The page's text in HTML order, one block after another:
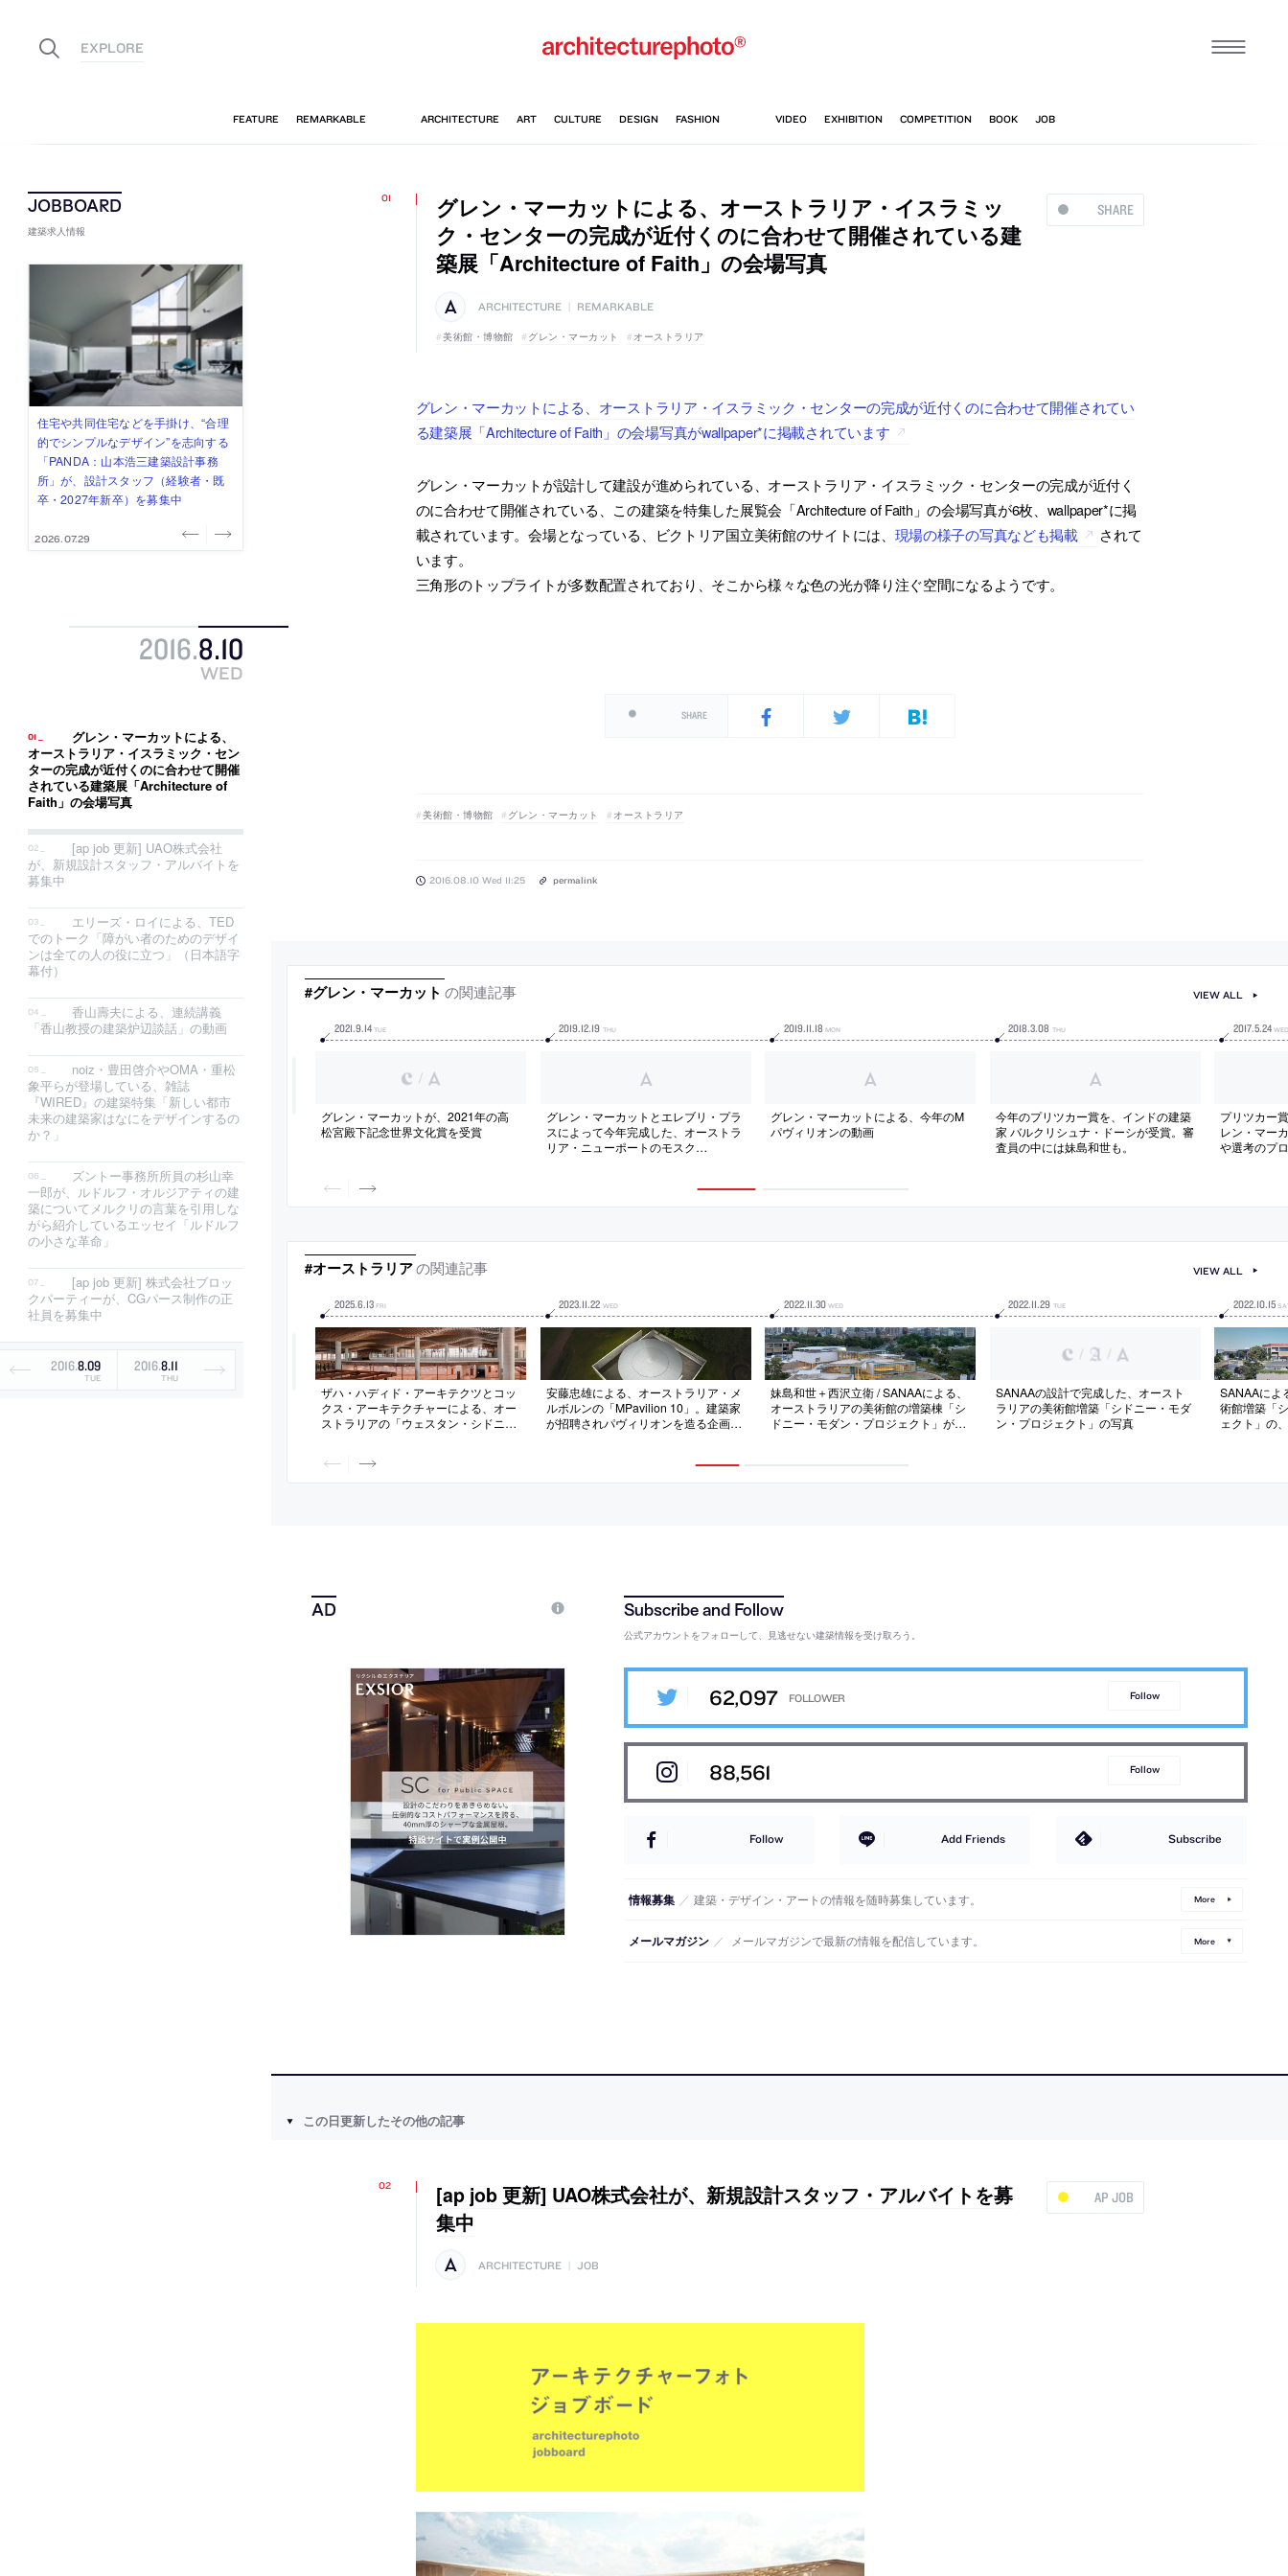
建築求人情報
古民家を軸に全国で“価値循環の仕組
み”を作り、リモートワーク主体の働
き方を実践する「株式会社つぎと」
が、設計スタッフ（経験者・既卒）
を募集中
2026.08.03
リノベる株式会社が、設計パートナ
ー (業務委託) を募集中
2026.08.03
社会への影響力のある建築を手掛
け、スタッフ同士で助け合う環境づ
くりも行う「E.A.S.T.architects」
が、設計スタッフ（経験者・既卒・
2027年新卒）を募集中
2026.07.31
代官山を拠点に活動する「梅澤竜也 /
ALA INC.」が、設計スタッフ・アル
バイト・事務職を募集中
2026.07.30
住宅や共同住宅などを手掛け、“合理
的でシンプルなデザイン”を志向する
「PANDA：山本浩三建築設計事務
所」が、設計スタッフ（経験者・既
卒・2027年新卒）を募集中
2026.07.29
2016.8.10
WED
グレン・マーカットによる、
オーストラリア・イスラミック・セン
ターの完成が近付くのに合わせて開催
されている建築展「Architecture of
Faith」の会場写真
[ap job 更新] UAO株式会社
が、新規設計スタッフ・アルバイトを
募集中
エリーズ・ロイによる、TED
でのトーク「障がい者のためのデザイ
ンは全ての人の役に立つ」（日本語字
幕付）
香山壽夫による、連続講義
「香山教授の建築炉辺談話」の動画
noiz・豊田啓介やOMA・重松
象平らが登場している、雑誌
『WIRED』の建築特集「新しい都市
未来の建築家はなにをデザインするの
か？」
ズントー事務所所員の杉山幸
一郎が、ルドルフ・オルジアティの建
築についてメルクリの言葉を引用しな
がら紹介しているエッセイ「ルドルフ
の小さな革命」
[ap job 更新] 株式会社ブロッ
クパーティーが、CGパース制作の正
社員を募集中
2016.8.09
TUE
2016.8.11
THU
SHARE
グレン・マーカットによる、オーストラリア・イスラミッ
ク・センターの完成が近付くのに合わせて開催されている建
築展「Architecture of Faith」の会場写真
ARCHITECTURE REMARKABLE
美術館・博物館 グレン・マーカット オーストラリア
グレン・マーカットによる、オーストラリア・イスラミック・センターの完成が近付くのに合わせて開催されてい
る建築展「Architecture of Faith」の会場写真がwallpaper*に掲載されています
グレン・マーカットが設計して建設が進められている、オーストラリア・イスラミック・センターの完成が近付く
のに合わせて開催されている、この建築を特集した展覧会「Architecture of Faith」の会場写真が6枚、wallpaper*に掲
載されています。会場となっている、ビクトリア国立美術館のサイトには、 現場の様子の写真なども掲載
されて
います。
三角形のトップライトが多数配置されており、そこから様々な色の光が降り注ぐ空間になるようです。
SHARE
美術館・博物館 グレン・マーカット オーストラリア
2016.08.10 Wed 11:25 permalink
#グレン・マーカット の関連記事
2021.9.14 TUE
/
グレン・マーカットが、2021年の高
松宮殿下記念世界文化賞を受賞
2019.12.19 THU
グレン・マーカットとエレブリ・プラ
スによって今年完成した、オーストラ
リア・ニューポートのモスク
2019.11.18 MON
グレン・マーカットによる、今年のM
パヴィリオンの動画
2018.3.08 THU
今年のプリツカー賞を、インドの建築
家 バルクリシュナ・ドーシが受賞。審
査員の中には妹島和世も。
2017.5.24
プリツカー
レン・マー
や選考のプ
VIEW ALL
#オーストラリアの関連記事
2025.6.13 FRI
ザハ・ハディド・アーキテクツとコッ
クス・アーキテクチャーによる、オー
ストラリアの「ウェスタン・シドニー
場として、地域に根差している感覚を
体験できる空間を志向。“ユーカリの
2023.11.22 WED
安藤忠雄による、オーストラリア・メ
ルボルンの「MPavilion 10」。建築家
が招聘されパヴィリオンを造る企画の
らす手段“原初の幾何学形態”を用いた
建築を考案。人間の想像の原点とな
2022.11.30 WED
妹島和世＋西沢立衛 / SANAAによる、
オーストラリアの美術館の増築棟「シ
ドニー・モダン・プロジェクト」が完
方を目指し、複数のヴォリュームが傾
斜に沿って重なる構成を考案。約
2022.11.29 TUE
SANAAの設計で完成した、オースト
ラリアの美術館増築「シドニー・モダ
ン・プロジェクト」の写真
2022.10.15
SANAAによ
術館増築「
ェクト」の
VIEW ALL
公式アカウントをフォローして、見逃せない建築情報を受け取ろう。
62,097 Follow
88,561 Follow
Follow Add Friends Subscribe
情報募集 ／ 建築・デザイン・アートの情報を随時募集しています。 More
メールマガジン ／ メールマガジンで最新の情報を配信しています。 More
この日更新したその他の記事
AP JOB
[ap job 更新] UAO株式会社が、新規設計スタッフ・アルバイトを募
集中
ARCHITECTURE | JOB